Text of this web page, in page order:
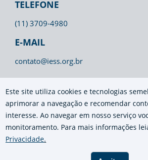
Este site utiliza cookies e tecnologias
aprimorar a navegação e recomendar
interesse. Ao navegar em nosso serviço
monitoramento. Para mais informações
Privacidade.
TELEFONE
(11) 3709-4980
E-MAIL
contato@iess.org.br